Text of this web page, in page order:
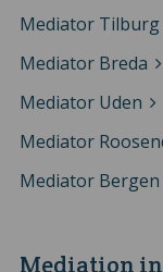
Mediation
Mediator Tilburg
Mediator Breda
Mediator Uden
Mediator
Mediator